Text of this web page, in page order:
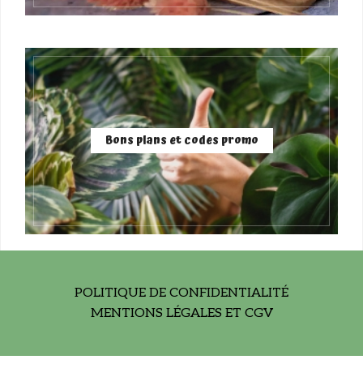
Bons plans et codes promo
POLITIQUE DE CONFIDENTIALITÉ
MENTIONS LÉGALES ET CGV